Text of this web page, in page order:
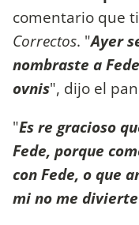
comentario que
Correctos. "Ayer
nombraste a
ovnis", dijo el
"Es re gracioso
Fede, porque
con Fede, o que
mi no me divierte